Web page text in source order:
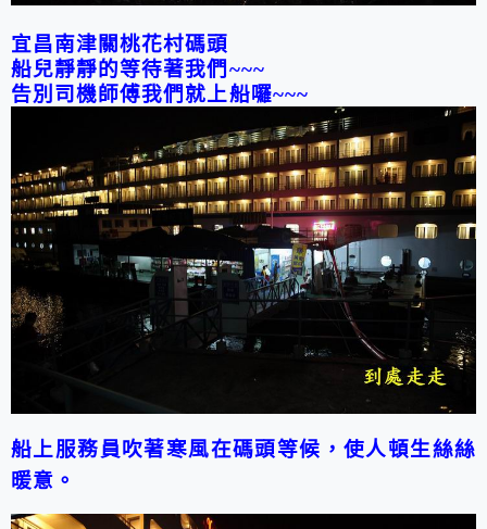
宜昌南津關桃花村碼頭
船兒靜靜的等待著我們 ~~~
告別司機師傅我們就上船囉~~~
船上服務員吹著寒風在碼頭等候，使人頓生絲絲
暖意。